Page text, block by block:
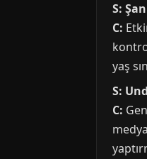
S:
C:
yaş
S:
C: